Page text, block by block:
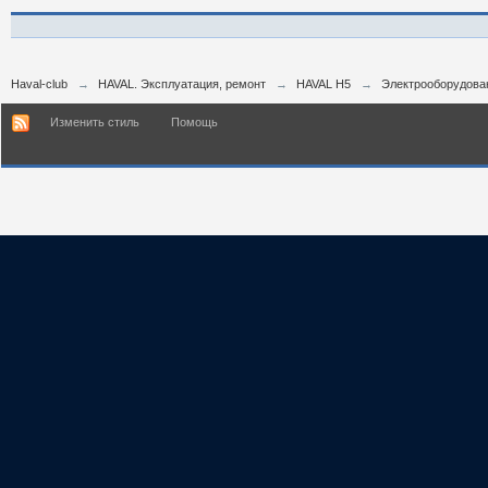
Haval-club → HAVAL. Эксплуатация, ремонт → HAVAL H5 →
Изменить стиль Помощь